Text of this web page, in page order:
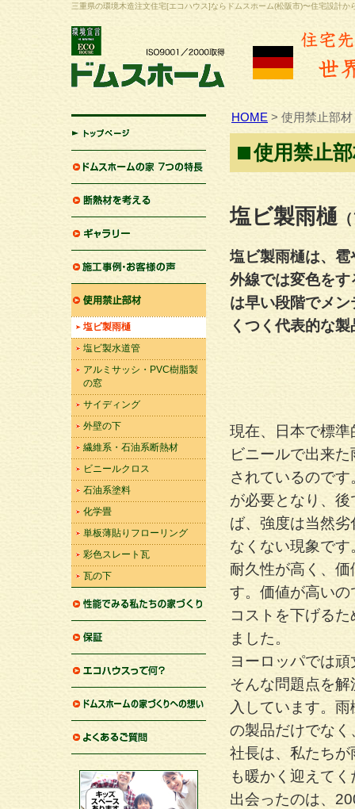
三重県の環境木造注文住宅[エコハウス]ならドムスホーム(松阪市)〜住宅設計か
長
使用禁止部材
塩ビ製雨樋
塩ビ製水道管
アルミサッシ・PVC樹脂製
の窓
サイディング
外壁の下
繊維系・石油系断熱材
ビニールクロス
石油系塗料
化学畳
単板薄貼りフローリング
彩色スレート瓦
瓦の下
り
HOME > 使用禁止部
使用禁止
塩ビ製雨樋
塩ビ製雨樋は、
外線では変色を
は早い段階でメ
くつく代表的な製
現在、日本で標
ビニールで出来
されているので
が必要となり、
ば、強度は当然
なくない現象で
耐久性が高く、
す。価値が高い
コストを下げる
ました。
ヨーロッパでは
そんな問題点を
入しています。
の製品だけでな
社長は、私たち
も暖かく迎えて
出会ったのは、